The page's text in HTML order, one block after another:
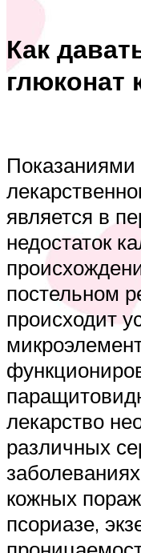
Как
глюконат
Показаниями
является в
недостаток
постельном
происходит
лекарство
различных
кожных
псориазе,